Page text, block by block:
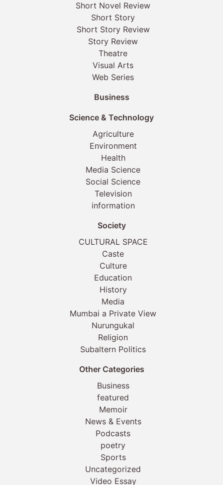
Short Novel Review
Short Story
Short Story Review
Story Review
Theatre
Visual Arts
Web Series
Business
Science & Technology
Agriculture
Environment
Health
Media Science
Social Science
Television
information
Society
CULTURAL SPACE
Caste
Culture
Education
History
Media
Mumbai a Private View
Nurungukal
Religion
Subaltern Politics
Other Categories
Business
featured
Memoir
News & Events
Podcasts
poetry
Sports
Uncategorized
Video Essay